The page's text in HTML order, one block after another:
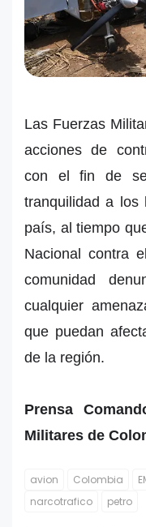
Las Fuerzas
acciones de
con el fin de
tranquilidad a los
país, al tiempo
Nacional contra
comunidad
cualquier
que puedan
de la región.
Prensa
Militares de
avion Colombia
narcotrafico
petro